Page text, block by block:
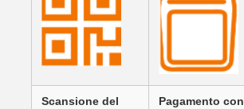
Scansione del
Pagamento con